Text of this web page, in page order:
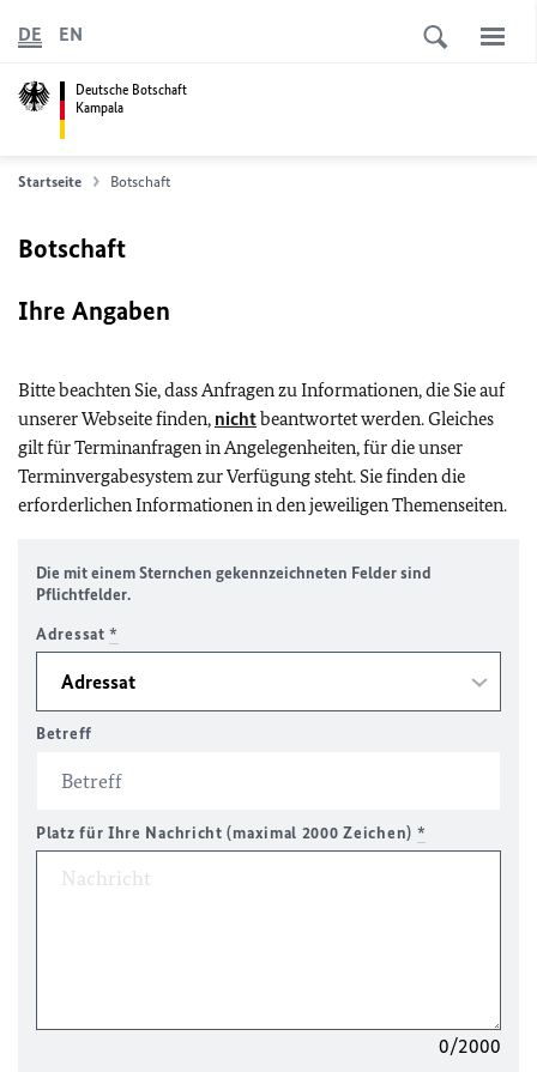
Deutsche Botschaft
Kampala
DE EN
Startseite Botschaft
Botschaft
Ihre Angaben
Bitte beachten Sie, dass Anfragen zu Informationen, die Sie auf
unserer Webseite finden, nichtbeantwortet werden. Gleiches
gilt für Terminanfragen in Angelegenheiten, für die unser
Terminvergabesystem zur Verfügung steht. Sie finden die
erforderlichen Informationen in den jeweiligen Themenseiten.
Die mit einem Sternchen gekennzeichneten Felder sind
Pflichtfelder.
Adressat*
Betreff
Platz für Ihre Nachricht (maximal 2000 Zeichen) *
0/2000